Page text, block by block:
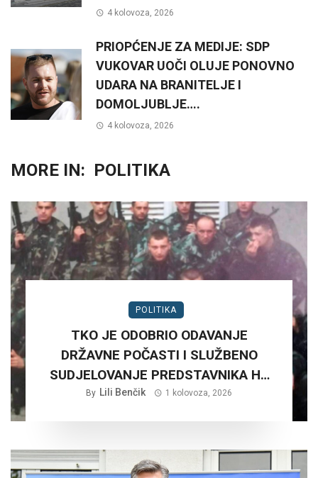
4 kolovoza, 2026
PRIOPĆENJE ZA MEDIJE: SDP
VUKOVAR UOČI OLUJE PONOVNO
UDARA NA BRANITELJE I
DOMOLJUBLJE….
4 kolovoza, 2026
MORE IN: POLITIKA
POLITIKA
TKO JE ODOBRIO ODAVANJE
DRŽAVNE POČASTI I SLUŽBENO
SUDJELOVANJE PREDSTAVNIKA HV
NA RUŠNJAKU KOD BADERNE 27,
By Lili Benčik 1 kolovoza, 2026